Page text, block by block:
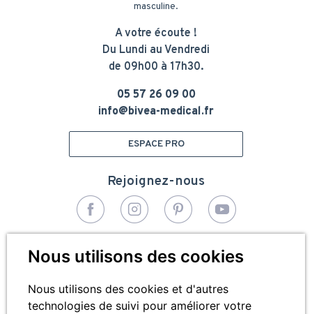
Nous utilisons des cookies
Nous utilisons des cookies et d'autres
technologies de suivi pour améliorer votre
masculine.
A votre écoute !
Du Lundi au Vendredi
de 09h00 à 17h30.
05 57 26 09 00
info@bivea-medical.fr
ESPACE PRO
de
Mentions légales
Rejoignez-nous